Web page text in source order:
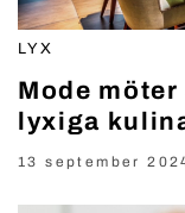
LYX
Mode
lyxiga
13 september